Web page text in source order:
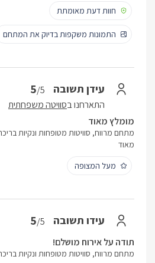
חוות דעת מאומתת
התמונות משקפות בדיוק את המתחם
עידן תשובה 5/5
התארחנו בסוויטה משפחתית
מומלץ מאוד
מתחם מרווח, סוויטות מטופחות ונקיות
מאוד
מעל המצופה
עידו תשובה 5/5
תודה על אירוח מושלם!
מתחם מרווח, סוויטות מטופחות ונקיות